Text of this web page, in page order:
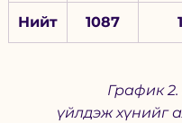
Нийт 1087
График 2. Гэр
үйлдэж хүнийг